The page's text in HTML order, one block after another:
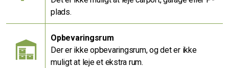
plads.
Opbevaringsrum
Der er ikke opbevaringsrum, og det er ikke
muligt at leje et ekstra rum.